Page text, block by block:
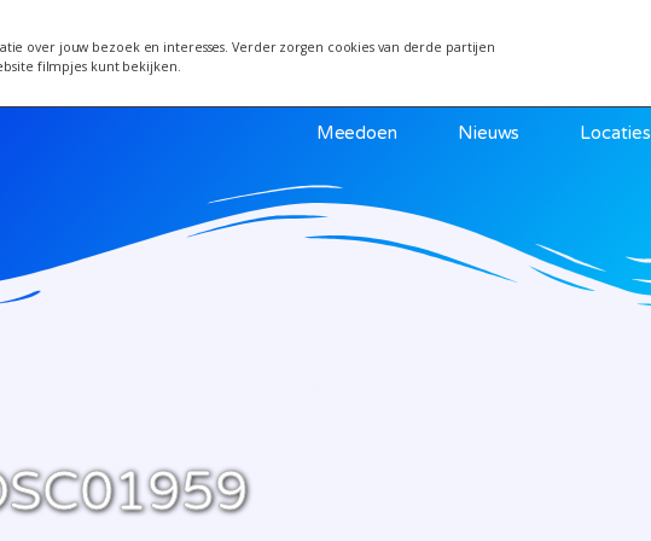
over jouw bezoek en interesses. Verder zorgen cookies van derde partijen
filmpjes kunt bekijken.
van 24 juni wordt een week verplaatst i.v.m. warmte.
Meedoen Nieuws Locaties